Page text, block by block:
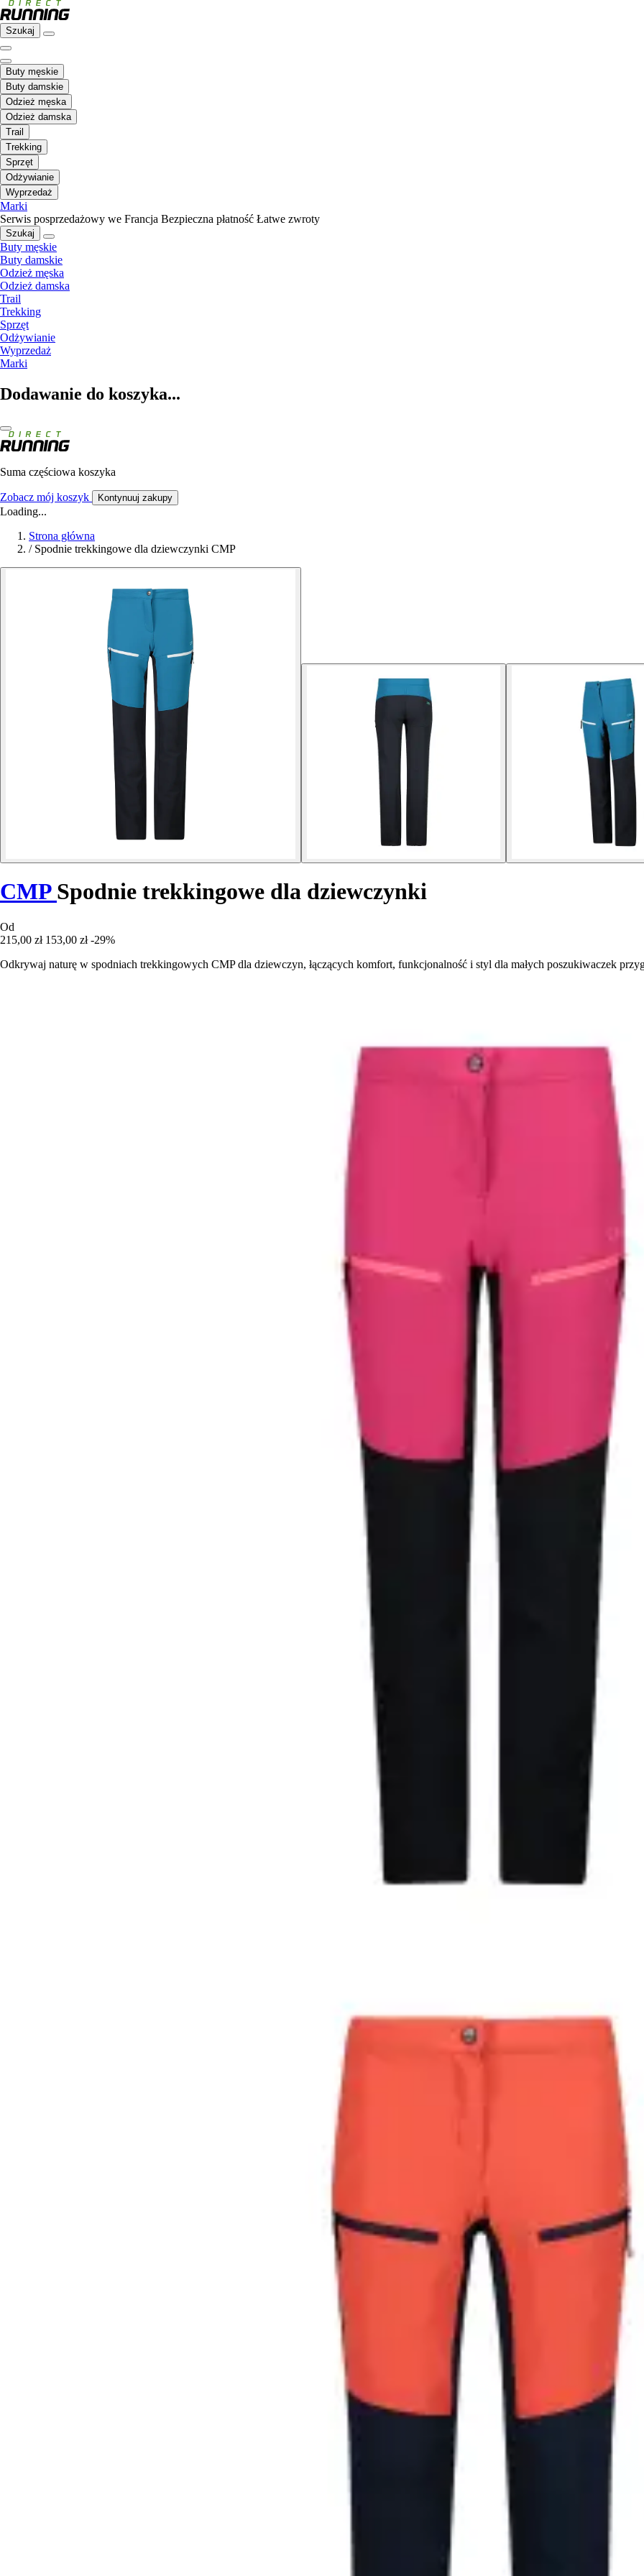
Szukaj
Buty męskie
Buty damskie
Odzież męska
Odzież damska
Trail
Trekking
Sprzęt
Odżywianie
Wyprzedaż
Marki
Serwis posprzedażowy we Francja Bezpieczna płatność Łatwe zwroty
Szukaj
Buty męskie
Buty damskie
Odzież męska
Odzież damska
Trail
Trekking
Sprzęt
Odżywianie
Wyprzedaż
Marki
Dodawanie do koszyka...
Suma częściowa koszyka
Zobacz mój koszyk Kontynuuj zakupy
Loading...
Strona główna
/ Spodnie trekkingowe dla dziewczynki CMP
CMP Spodnie trekkingowe dla dziewczynki
Od
215,00 zł 153,00 zł -29%
Odkrywaj naturę w spodniach trekkingowych CMP dla dziewczyn, łączących komfort, funkcjonalność i styl dla małych poszukiwaczek